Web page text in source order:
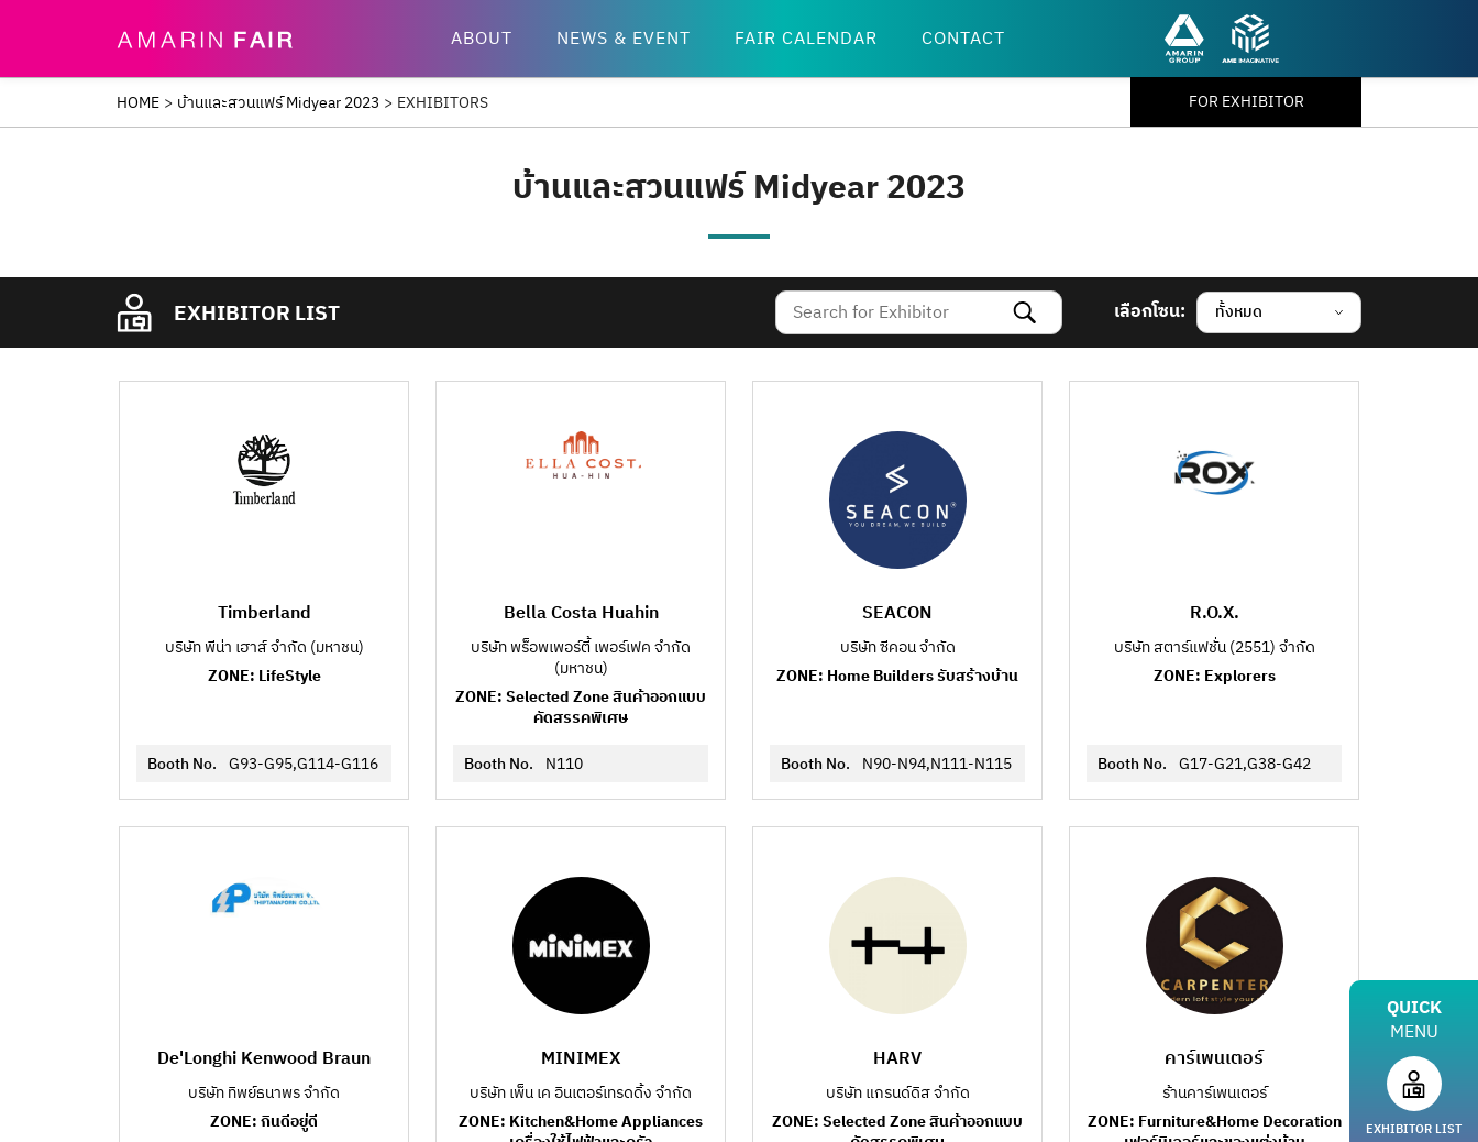
ABOUT NEWS & EVENT FAIR CALENDAR CONTACT
HOME > บ้านและสวนแฟร์ Midyear 2023 > EXHIBITORS FOR EXHIBITOR
บ้านและสวนแฟร์ Midyear 2023
EXHIBITOR LIST เลือกโซน: ทั้งหมด
Timberland
บริษัท พีน่า เฮาส์ จำกัด (มหาชน)
ZONE: LifeStyle
Booth No. G93-G95,G114-G116
Bella Costa Huahin
บริษัท พร็อพเพอร์ตี้ เพอร์เฟค จำกัด
(มหาชน)
ZONE: Selected Zone สินค้าออกแบบ
คัดสรรคพิเศษ
Booth No. N110
SEACON
บริษัท ซีคอน จำกัด
ZONE: Home Builders รับสร้างบ้าน
Booth No. N90-N94,N111-N115
R.O.X.
บริษัท สตาร์แฟชั่น (2551) จำกัด
ZONE: Explorers
Booth No. G17-G21,G38-G42
De'Longhi Kenwood Braun
บริษัท ทิพย์ธนาพร จำกัด
ZONE: กินดีอยู่ดี
MINIMEX
บริษัท เพ็น เค อินเตอร์เทรดดิ้ง จำกัด
ZONE: Kitchen&Home Appliances
HARV
บริษัท แกรนด์ดิส จำกัด
ZONE: Selected Zone สินค้าออกแบบ
คาร์เพนเตอร์
ร้านคาร์เพนเตอร์
ZONE: Furniture&Home Decoration
QUICK
MENU
EXHIBITOR LIST